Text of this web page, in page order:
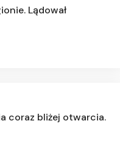
Lądował
coraz bliżej otwarcia.